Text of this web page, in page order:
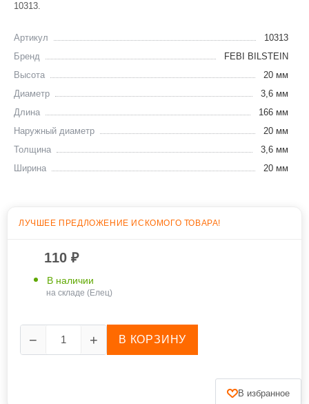
10313.
Артикул
10313
Бренд
FEBI BILSTEIN
Высота
20 мм
Диаметр
3,6 мм
Длина
166 мм
Наружный диаметр
20 мм
Толщина
3,6 мм
Ширина
20 мм
ЛУЧШЕЕ ПРЕДЛОЖЕНИЕ ИСКОМОГО ТОВАРА!
110 ₽
В наличии
на складе (Елец)
− + В КОРЗИНУ
В избранное